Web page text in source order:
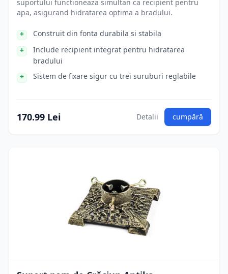
suportului functioneaza simultan ca recipient pentru
apa, asigurand hidratarea optima a bradului.
Construit din fonta durabila si stabila
Include recipient integrat pentru hidratarea
bradului
Sistem de fixare sigur cu trei suruburi reglabile
170.99 Lei Detalii cumpără